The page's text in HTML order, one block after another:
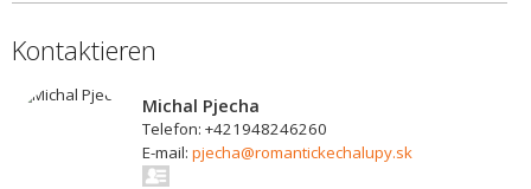
Kontaktieren
Michal Pjecha
Telefon: +421948246260
E-mail: pjecha@romantickechalupy.sk